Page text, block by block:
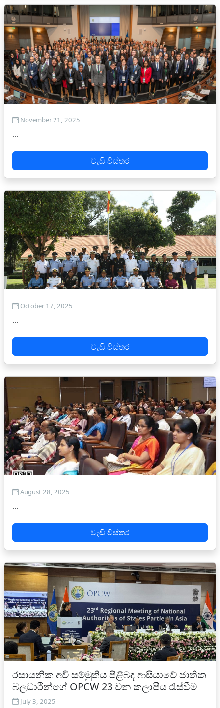
November 21, 2025
...
වැඩි විස්තර
October 17, 2025
...
වැඩි විස්තර
August 28, 2025
...
වැඩි විස්තර
රසායනික අවි සම්මුතිය පිළිබඳ ආසියාවේ ජාතික
බලධාරීන්ගේ OPCW 23 වන කලාපීය රැස්වීම
July 3, 2025